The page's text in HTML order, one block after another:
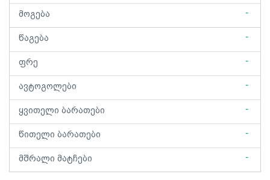
მოგება -
წაგება -
ფრე -
ავტოგოლები -
ყვითელი ბარათები -
წითელი ბარათები -
მშრალი მატჩები -